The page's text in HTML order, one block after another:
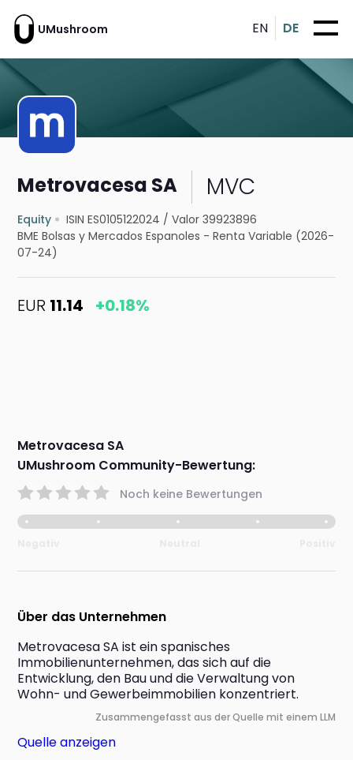
UMushroom EN DE
Metrovacesa SA MVC
Equity ISIN ES0105122024 /Valor 39923896
BME Bolsas y Mercados Espanoles - Renta Variable (2026-
07-24)
EUR 11.14 +0.18%
Metrovacesa SA
UMushroom Community-Bewertung:
Noch keine Bewertungen
Über das Unternehmen
Metrovacesa SA ist ein spanisches
Immobilienunternehmen, das sich auf die
Entwicklung, den Bau und die Verwaltung von
Wohn- und Gewerbeimmobilien konzentriert.
Zusammengefasst aus der Quelle mit einem LLM
Quelle anzeigen